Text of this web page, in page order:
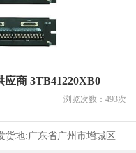
应商 3TB41220XB0
浏览次数： 493次
货地:广东省广州市增城区